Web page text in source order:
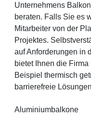
Unternehmens
beraten. Falls Sie es
Mitarbeiter von der
Projektes.
auf Anforderungen in
bietet Ihnen die
Beispiel thermisch
barrierefreie
Aluminiumbalkone